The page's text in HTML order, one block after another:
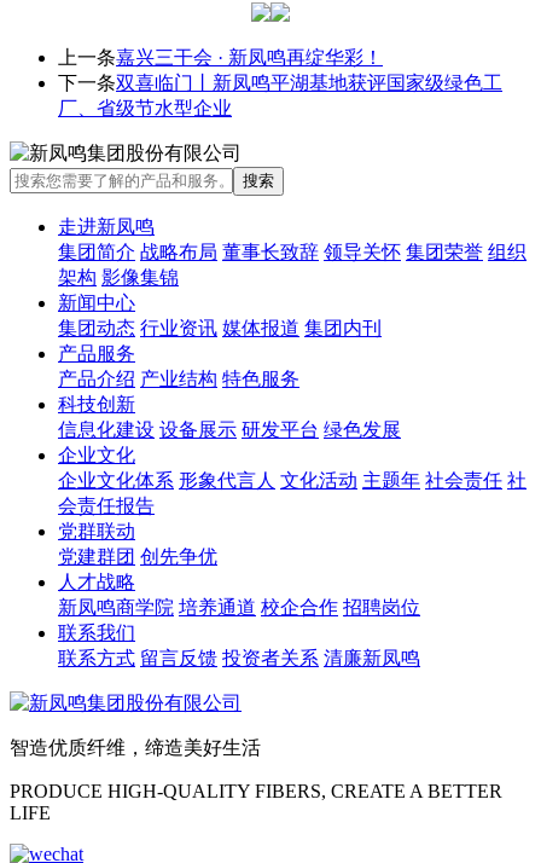
上一条嘉兴三干会 · 新凤鸣再绽华彩！
下一条双喜临门丨新凤鸣平湖基地获评国家级绿色工
厂、省级节水型企业
走进新凤鸣
集团简介 战略布局 董事长致辞 领导关怀 集团荣誉 组织
架构 影像集锦
新闻中心
集团动态 行业资讯 媒体报道 集团内刊
产品服务
产品介绍 产业结构 特色服务
科技创新
信息化建设 设备展示 研发平台 绿色发展
企业文化
企业文化体系 形象代言人 文化活动 主题年 社会责任 社
会责任报告
党群联动
党建群团 创先争优
人才战略
新凤鸣商学院 培养通道 校企合作 招聘岗位
联系我们
联系方式 留言反馈 投资者关系 清廉新凤鸣
智造优质纤维，缔造美好生活
PRODUCE HIGH-QUALITY FIBERS, CREATE A BETTER
LIFE